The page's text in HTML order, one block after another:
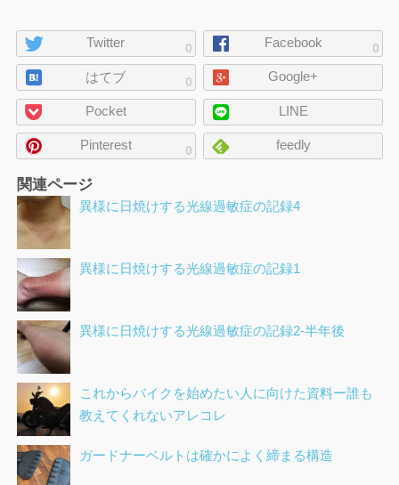
ペ
ー
ジ
の
シ
ェ
0
Twitter 0
Facebook
0
はてブ Google+
Pocket LINE
0
Pinterest feedly
関連ページ
異様に日焼けする光線過敏症の記録4
異様に日焼けする光線過敏症の記録1
異様に日焼けする光線過敏症の記録2-半年後
これからバイクを始めたい人に向けた資料ー誰も
教えてくれないアレコレ
ガードナーベルトは確かによく締まる構造